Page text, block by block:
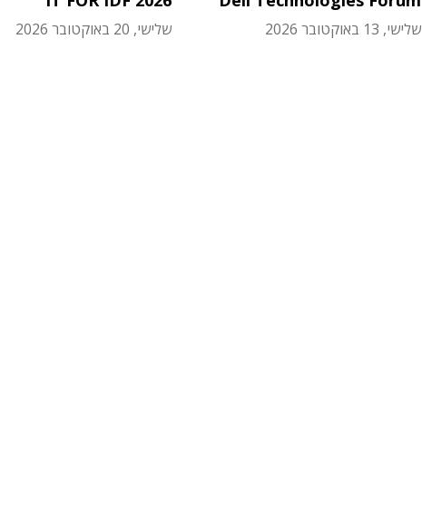
שלישי, 13 באוקטובר 2026 שלישי, 20 באוקטובר 2026